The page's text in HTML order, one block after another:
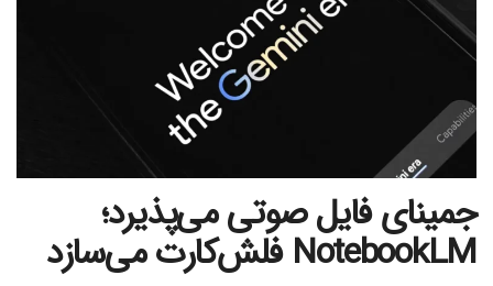
جمینای فایل صوتی می‌پذیرد؛
NotebookLM فلش‌کارت می‌سازد